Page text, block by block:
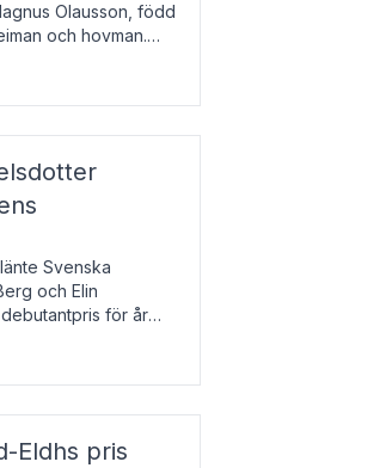
Olausson, född
och hovman.
Svenska
och Elin
för år
lyfta fram
Eldhs pris